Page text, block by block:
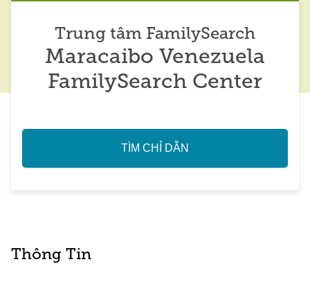
Trung tâm FamilySearch
Maracaibo Venezuela
FamilySearch Center
TÌM CHỈ DẪN
Thông Tin